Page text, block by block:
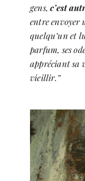
gens,c’est
entre envoyer
quelqu’un et
parfum, ses
appréciant sa
vieillir.”